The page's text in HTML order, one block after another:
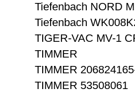
Tiefenbach NORD
Tiefenbach
TIGER-VAC MV-1
TIMMER
TIMMER
TIMMER 53508061